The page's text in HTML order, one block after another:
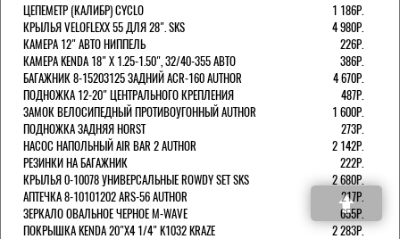
ЦЕПЕМЕТР (КАЛИБР) CYCLO
1 186Р.
КРЫЛЬЯ VELOFLEXX 55 ДЛЯ 28". SKS
4 980Р.
КАМЕРА 12" АВТО НИППЕЛЬ
226Р.
КАМЕРА KENDA 18" Х 1.25-1.50", 32/40-355 АВТО
386Р.
БАГАЖНИК 8-15203125 ЗАДНИЙ ACR-160 AUTHOR
4 670Р.
ПОДНОЖКА 12-20" ЦЕНТРАЛЬНОГО КРЕПЛЕНИЯ
487Р.
ЗАМОК ВЕЛОСИПЕДНЫЙ ПРОТИВОУГОННЫЙ AUTHOR
1 600Р.
ПОДНОЖКА ЗАДНЯЯ HORST
273Р.
НАСОС НАПОЛЬНЫЙ AIR BAR 2 AUTHOR
2 142Р.
РЕЗИНКИ НА БАГАЖНИК
222Р.
КРЫЛЬЯ 0-10078 УНИВЕРСАЛЬНЫЕ ROWDY SET SKS
2 680Р.
АПТЕЧКА 8-10101202 ARS-56 AUTHOR
217Р.
ЗЕРКАЛО ОВАЛЬНОЕ ЧЕРНОЕ M-WAVE
655Р.
ПОКРЫШКА KENDA 20"Х4 1/4" K1032 KRAZE
2 283Р.